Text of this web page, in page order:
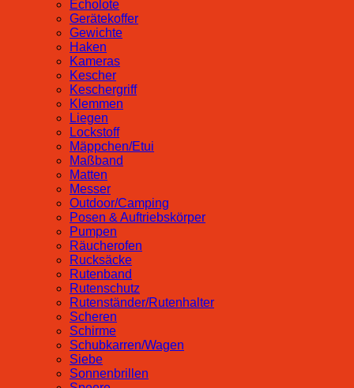
Echolote
Gerätekoffer
Gewichte
Haken
Kameras
Kescher
Keschergriff
Klemmen
Liegen
Lockstoff
Mäppchen/Etui
Maßband
Matten
Messer
Outdoor/Camping
Posen & Auftriebskörper
Pumpen
Räucherofen
Rucksäcke
Rutenband
Rutenschutz
Rutenständer/Rutenhalter
Scheren
Schirme
Schubkarren/Wagen
Siebe
Sonnenbrillen